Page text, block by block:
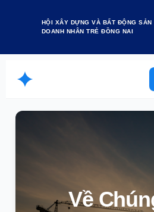
HỘI XÂY DỰNG VÀ BẤT ĐỘNG SẢN
DOANH NHÂN TRẺ ĐỒNG NAI
Về